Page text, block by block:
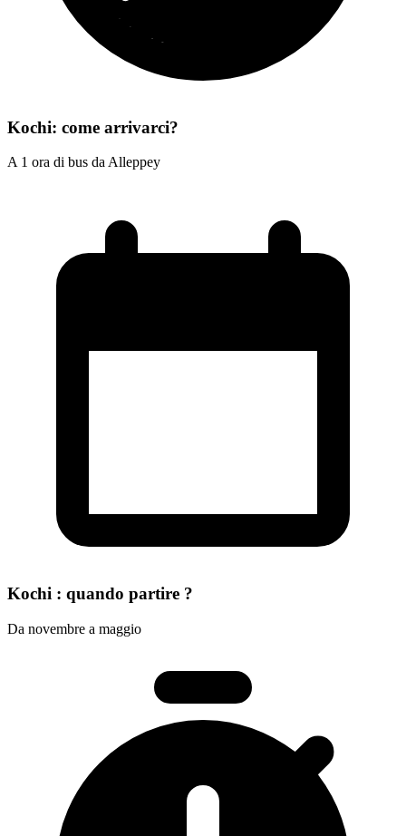
Kochi: come arrivarci?
A 1 ora di bus da Alleppey
Kochi : quando partire ?
Da novembre a maggio